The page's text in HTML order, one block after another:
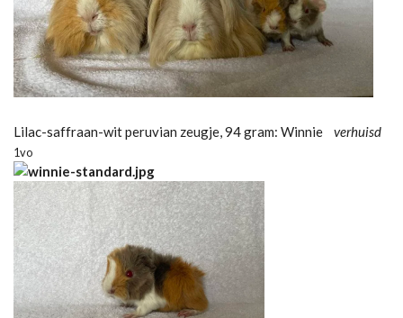
Lilac-saffraan-wit peruvian zeugje, 94 gram: Winnie verhuisd
1vo